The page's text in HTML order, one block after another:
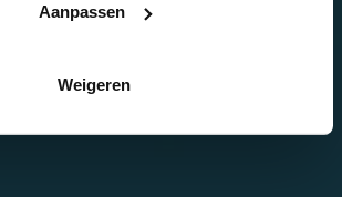
Aanpassen
Weigeren